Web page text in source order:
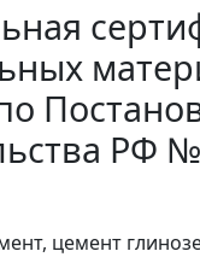
РФ
цемент